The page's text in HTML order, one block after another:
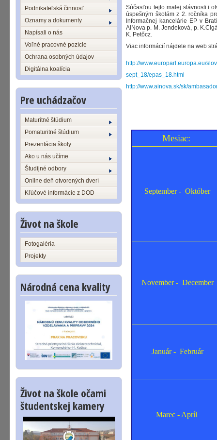
Podnikateľská činnosť
Oznamy a dokumenty
Napísali o nás
Voľné pracovné pozície
Ochrana osobných údajov
Digitálna koalícia
Pre uchádzačov
Maturitné štúdium
Pomaturitné štúdium
Prezentácia školy
Ako u nás učíme
Študijné odbory
Online deň otvorených dverí
Kľúčové informácie z DOD
Život na škole
Fotogaléria
Projekty
Národná cena kvality
Život na škole očami
študentskej kamery
Súčasťou tejto malej slávnosti i
úspešným školám z 2. ročníka
Informačnej kancelárie EP v
AINova p. M. Jendeková, p.
K. Petőcz.
Viac informácií nájdete na web
http://www.europarl.europa.eu/
sept_18/epas_18.html
http://www.ainova.sk/sk/
Mesiac:
September - Október
November - December
Január - Február
Marec - Apríl